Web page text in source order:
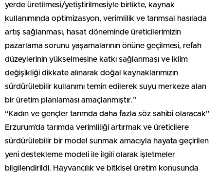
yerde üretilmesi/yetiştirilmesiyle birlikte, kaynak
kullanımında optimizasyon, verimlilik ve tarımsal hasılada
artış sağlanması, hasat döneminde üreticilerimizin
pazarlama sorunu yaşamalarının önüne geçilmesi, refah
düzeylerinin yükselmesine katkı sağlanması ve iklim
değişikliği dikkate alınarak doğal kaynaklarımızın
sürdürülebilir kullanımı temin edilerek suyu merkeze alan
bir üretim planlaması amaçlanmıştır.”
“Kadın ve gençler tarımda daha fazla söz sahibi olaracak”
Erzurum’da tarımda verimliliği artırmak ve üreticilere
sürdürülebilir bir model sunmak amacıyla hayata geçirilen
yeni destekleme modeli ile ilgili olarak işletmeler
bilgilendirildi. Hayvancılık ve bitkisel üretim konusunda